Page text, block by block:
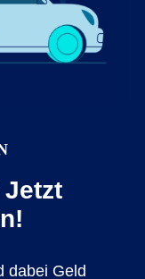
Jetzt
dabei Geld